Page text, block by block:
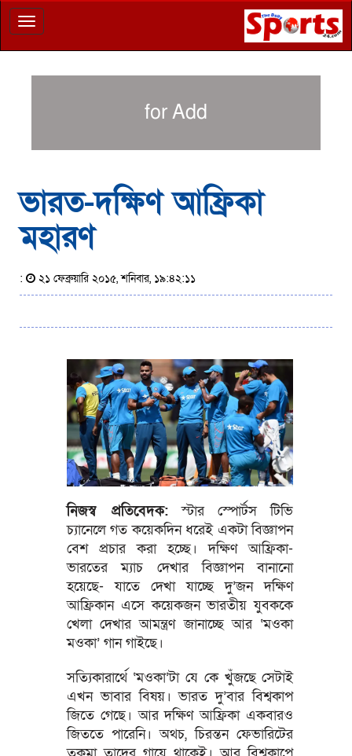
Toggle
navigation
for Add
ভারত-দক্ষিণ আফ্রিকা
মহারণ
: ২১ ফেব্রুয়ারি ২০১৫, শনিবার, ১৯:৪২:১১
নিজস্ব প্রতিবেদক:স্টার স্পোর্টস টিভি
চ্যানেলে গত কয়েকদিন ধরেই একটা বিজ্ঞাপন
বেশ প্রচার করা হচ্ছে। দক্ষিণ আফ্রিকা-
ভারতের ম্যাচ দেখার বিজ্ঞাপন বানানো
হয়েছে- যাতে দেখা যাচ্ছে দু’জন দক্ষিণ
আফ্রিকান এসে কয়েকজন ভারতীয় যুবককে
খেলা দেখার আমন্ত্রণ জানাচ্ছে আর ‘মওকা
মওকা’ গান গাইছে।
সত্যিকারার্থে ‘মওকা’টা যে কে খুঁজছে সেটাই
এখন ভাবার বিষয়। ভারত দু’বার বিশ্বকাপ
জিতে গেছে। আর দক্ষিণ আফ্রিকা একবারও
জিততে পারেনি। অথচ, চিরন্তন ফেভারিটের